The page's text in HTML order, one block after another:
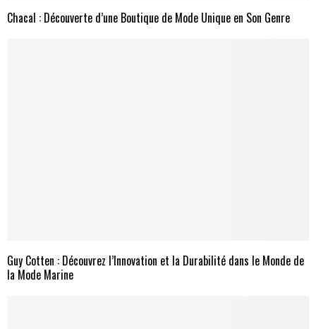
Chacal : Découverte d’une Boutique de Mode Unique en Son Genre
Guy Cotten : Découvrez l’Innovation et la Durabilité dans le Monde de
la Mode Marine